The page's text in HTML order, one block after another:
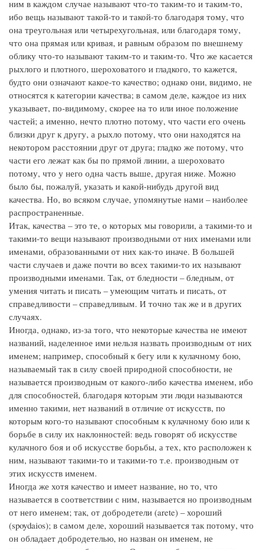
ним в каждом случае называют что-то таким-то и таким-то,
ибо вещь называют такой-то и такой-то благодаря тому, что
она треугольная или четырехугольная, или благодаря тому,
что она прямая или кривая, и равным образом по внешнему
облику что-то называют таким-то и таким-то. Что же касается
рыхлого и плотного, шероховатого и гладкого, то кажется,
будто они означают какое-то качество; однако они, видимо, не
относятся к категории качества; в самом деле, каждое из них
указывает, по-видимому, скорее на то или иное положение
частей; а именно, нечто плотно потому, что части его очень
близки друг к другу, а рыхло потому, что они находятся на
некотором расстоянии друг от друга; гладко же потому, что
части его лежат как бы по прямой линии, а шероховато
потому, что у него одна часть выше, другая ниже. Можно
было бы, пожалуй, указать и какой-нибудь другой вид
качества. Но, во всяком случае, упомянутые нами – наиболее
распространенные.
Итак, качества – это те, о которых мы говорили, а такими-то и
такими-то вещи называют производными от них именами или
именами, образованными от них как-то иначе. В большей
части случаев и даже почти во всех такими-то их называют
производными именами. Так, от бледности – бледным, от
умения читать и писать – умеющим читать и писать, от
справедливости – справедливым. И точно так же и в других
случаях.
Иногда, однако, из-за того, что некоторые качества не имеют
названий, наделенное ими нельзя назвать производным от них
именем; например, способный к бегу или к кулачному бою,
называемый так в силу своей природной способности, не
называется производным от какого-либо качества именем, ибо
для способностей, благодаря которым эти люди называются
именно такими, нет названий в отличие от искусств, по
которым кого-то называют способным к кулачному бою или к
борьбе в силу их наклонностей: ведь говорят об искусстве
кулачного боя и об искусстве борьбы, а тех, кто расположен к
ним, называют такими-то и такими-то т.е. производным от
этих искусств именем.
Иногда же хотя качество и имеет название, но то, что
называется в соответствии с ним, называется но производным
от него именем; так, от добродетели (arete) – хороший
(spoydaios); в самом деле, хороший называется так потому, что
он обладает добродетелью, но назван он именем, не